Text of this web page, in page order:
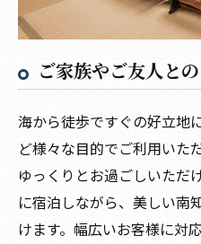
ご家族やご友人と
海から徒歩ですぐの好立地
ど様々な目的でご利用いた
ゆっくりとお過ごしいただ
に宿泊しながら、美しい南
けます。幅広いお客様に対